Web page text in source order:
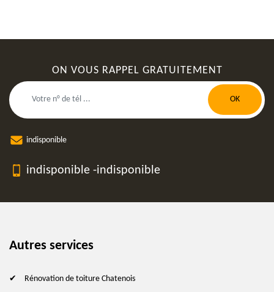
ON VOUS RAPPEL GRATUITEMENT
indisponible
indisponible -indisponible
Autres services
Rénovation de toiture Chatenois